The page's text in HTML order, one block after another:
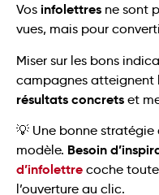
Vos infolettres ne sont
vues, mais pour
Miser sur les bons
campagnes atteignent
résultats concrets et
💡 Une bonne
modèle. Besoin
d’infolettre coche
l’ouverture au clic.